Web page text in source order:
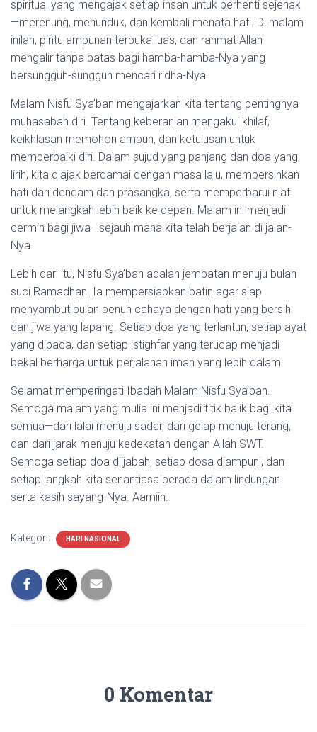
spiritual yang mengajak setiap insan untuk berhenti sejenak
—merenung, menunduk, dan kembali menata hati. Di malam
inilah, pintu ampunan terbuka luas, dan rahmat Allah
mengalir tanpa batas bagi hamba-hamba-Nya yang
bersungguh-sungguh mencari ridha-Nya.
Malam Nisfu Sya’ban mengajarkan kita tentang pentingnya
muhasabah diri. Tentang keberanian mengakui khilaf,
keikhlasan memohon ampun, dan ketulusan untuk
memperbaiki diri. Dalam sujud yang panjang dan doa yang
lirih, kita diajak berdamai dengan masa lalu, membersihkan
hati dari dendam dan prasangka, serta memperbarui niat
untuk melangkah lebih baik ke depan. Malam ini menjadi
cermin bagi jiwa—sejauh mana kita telah berjalan di jalan-
Nya.
Lebih dari itu, Nisfu Sya’ban adalah jembatan menuju bulan
suci Ramadhan. Ia mempersiapkan batin agar siap
menyambut bulan penuh cahaya dengan hati yang bersih
dan jiwa yang lapang. Setiap doa yang terlantun, setiap ayat
yang dibaca, dan setiap istighfar yang terucap menjadi
bekal berharga untuk perjalanan iman yang lebih dalam.
Selamat memperingati Ibadah Malam Nisfu Sya’ban.
Semoga malam yang mulia ini menjadi titik balik bagi kita
semua—dari lalai menuju sadar, dari gelap menuju terang,
dan dari jarak menuju kedekatan dengan Allah SWT.
Semoga setiap doa diijabah, setiap dosa diampuni, dan
setiap langkah kita senantiasa berada dalam lindungan
serta kasih sayang-Nya. Aamiin.
Kategori: HARI NASIONAL
0 Komentar